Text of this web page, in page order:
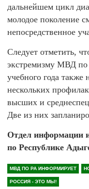
дальнейшем цикл
молодое поколение
непосредственное
Следует отметить,
экстремизму МВД по
учебного года также
нескольких
высших и
Две из них
Отдел информации
по Республике
МВД ПО РА ИНФОРМИРУЕТ
РОССИЯ - ЭТО МЫ!